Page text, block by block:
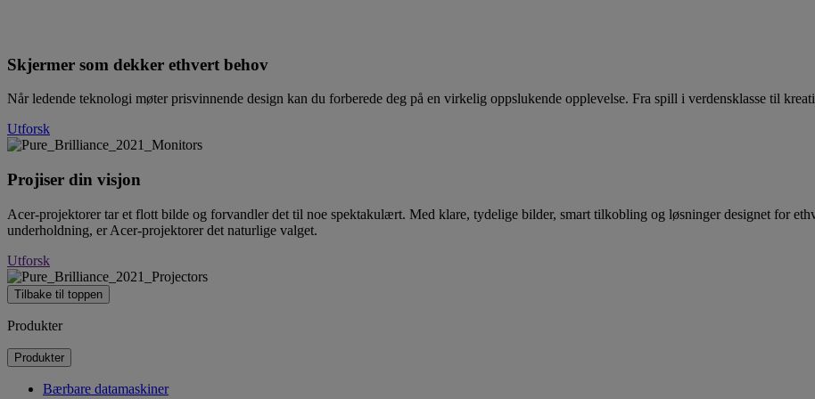
Acer Monitor & Projector Series
Skjermer som dekker ethvert behov
Når ledende teknologi møter prisvinnende design kan du forberede deg på en virkelig oppslukende opplevelse. Fra spill i verdensklasse til
Utforsk
Projiser din visjon
Acer-projektorer tar et flott bilde og forvandler det til noe spektakulært. Med klare, tydelige bilder, smart tilkobling og løsninger designet for
underholdning, er Acer-projektorer det naturlige valget.
Utforsk
Tilbake til toppen
Produkter
Produkter
Bærbare datamaskiner